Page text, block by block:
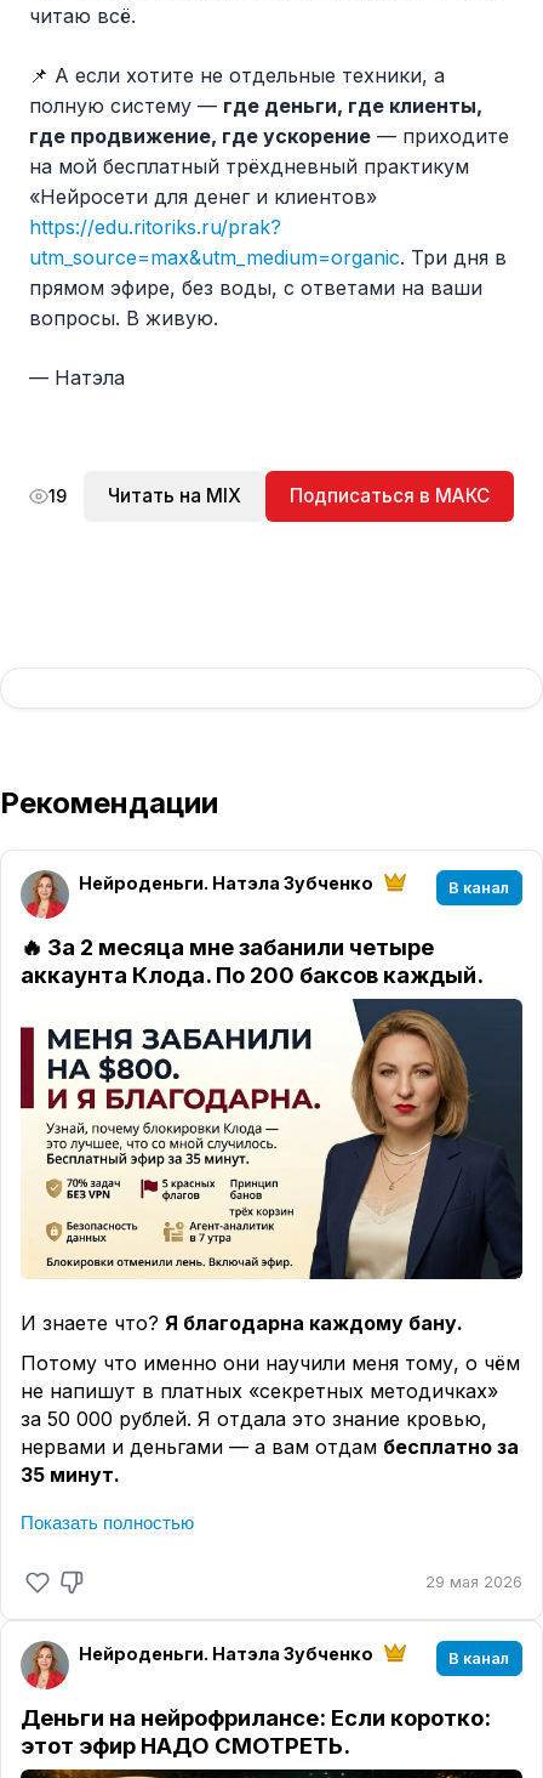
читаю всё.
📌 А если хотите не отдельные техники, а
полную систему — где деньги, где клиенты,
где продвижение, где ускорение — приходите
на мой бесплатный трёхдневный практикум
«Нейросети для денег и клиентов»
https://edu.ritoriks.ru/prak?
utm_source=max&utm_medium=organic. Три дня в
прямом эфире, без воды, с ответами на ваши
вопросы. В живую.
— Натэла
19 Читать на MIX Подписаться в МАКС
Рекомендации
Нейроденьги. Натэла Зубченко В канал
🔥 За 2 месяца мне забанили четыре
аккаунта Клода. По 200 баксов каждый.
И знаете что? Я благодарна каждому бану.
Потому что именно они научили меня тому, о чём
не напишут в платных «секретных методичках»
за 50 000 рублей. Я отдала это знание кровью,
нервами и деньгами — а вам отдам бесплатно за
35 минут.
В этом эфире я разбираю то, что обычно
🌐 почему
70% задач с нейросетями вы решаете
невозможно)
🪜четыре уровня доступа
— и как понять, на
каком сейчас вы, чтобы не сорваться на
регистрации
🚩пять красных флагов, из-за которых банят
Показать полностью
29 мая 2026
Нейроденьги. Натэла Зубченко В канал
Деньги на нейрофрилансе: Если коротко:
этот эфир НАДО СМОТРЕТЬ.